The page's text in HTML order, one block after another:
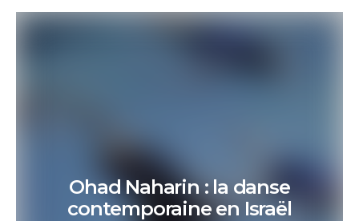
Ohad Naharin : la danse
contemporaine en Israël